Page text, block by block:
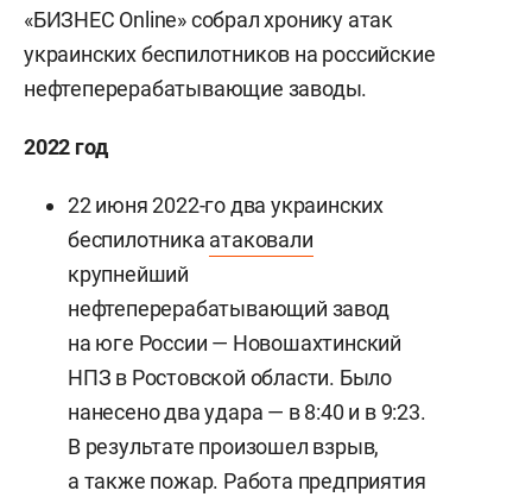
«БИЗНЕС Online» собрал хронику атак
украинских беспилотников на российские
нефтеперерабатывающие заводы.
2022 год
22 июня 2022-го два украинских
беспилотника атаковали
крупнейший
нефтеперерабатывающий завод
на юге России — Новошахтинский
НПЗ в Ростовской области. Было
нанесено два удара — в 8:40 и в 9:23.
В результате произошел взрыв,
а также пожар. Работа предприятия